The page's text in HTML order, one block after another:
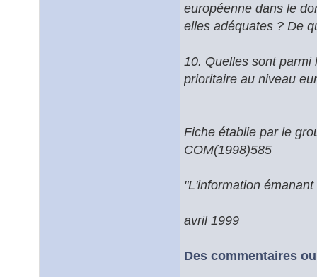
européenne dans le
elles adéquates ? De
10. Quelles sont
prioritaire au niveau
Fiche établie par le
COM(1998)585
"L'information
avril 1999
Des commentaires